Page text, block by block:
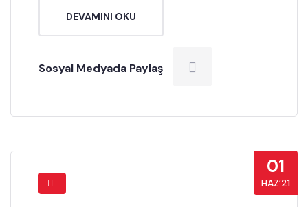
DEVAMINI OKU
Sosyal Medyada Paylaş
01
HAZ’21